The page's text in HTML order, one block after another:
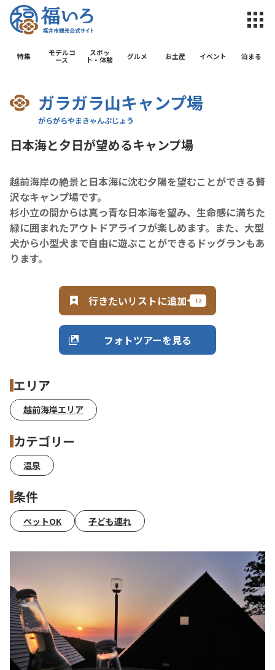
福井市観光
特集
モデルコ
ース
スポッ
ト・体験
グルメ お土産 イベント 泊まる
ガラガラ山キャンプ場
日本海と夕日が望めるキャンプ場
越前海岸の絶景と日本海に沈む夕陽を望むことができる贅
沢なキャンプ場です。
杉小立の間からは真っ青な日本海を望み、生命感に満ちた
緑に囲まれたアウトドアライフが楽しめます。また、大型
犬から小型犬まで自由に遊ぶことができるドッグランもあ
ります。
行きたいリストに追加
フォトツアーを見る
エリア
越前海岸エリア
カテゴリー
温泉
条件
ペットOK 子ども連れ